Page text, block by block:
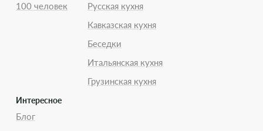
100 человек
Русская кухня
Кавказская кухня
Беседки
Итальянская кухня
Грузинская кухня
Интересное
Блог